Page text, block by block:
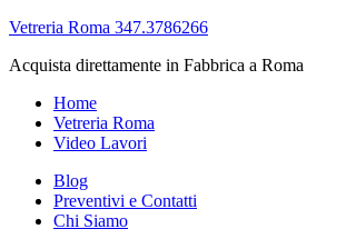
Vetreria Roma 347.3786266
Acquista direttamente in Fabbrica a Roma
Home
Vetreria Roma
Video Lavori
Blog
Preventivi e Contatti
Chi Siamo